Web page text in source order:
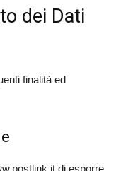
dei Dati
finalità ed
di esporre